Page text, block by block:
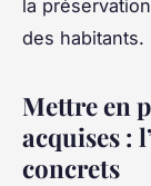
la
des habitants.
Mettre en
acquises :
concrets